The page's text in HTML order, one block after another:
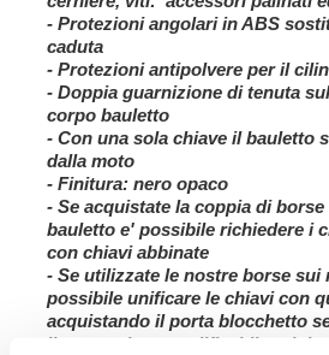
- Protezioni angolari in ABS
caduta
- Protezioni antipolvere per il
- Doppia guarnizione di tenuta
corpo bauletto
- Con una sola chiave il bauletto
dalla moto
- Finitura: nero opaco
- Se acquistate la coppia di
bauletto e' possibile richiedere i
con chiavi abbinate
- Se utilizzate le nostre borse sui
possibile unificare le chiavi con
acquistando il porta blocchetto
il meccanismo codificabile